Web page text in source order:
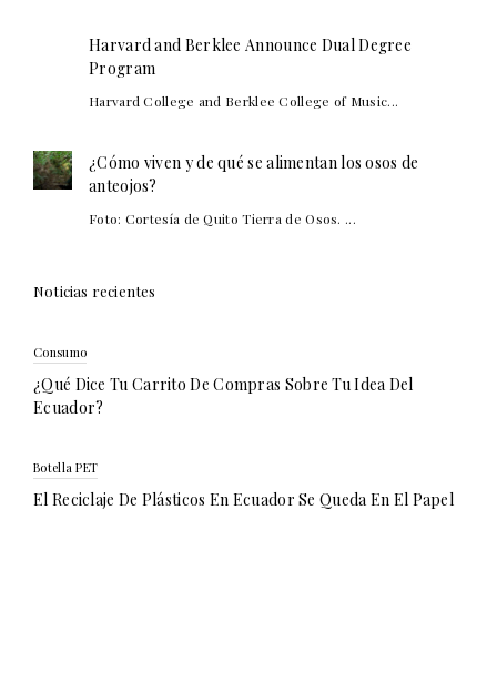
Harvard and Berklee Announce Dual Degree
Program
Harvard College and Berklee College of Music...
¿Cómo viven y de qué se alimentan los osos de
anteojos?
Foto: Cortesía de Quito Tierra de Osos. ...
Noticias recientes
Consumo
¿Qué Dice Tu Carrito De Compras Sobre Tu Idea Del
Ecuador?
Botella PET
El Reciclaje De Plásticos En Ecuador Se Queda En El Papel